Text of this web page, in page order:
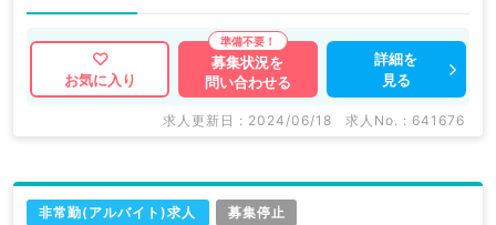
お気に入り
募集状況を
問い合わせる
詳細を
見る
求人更新日 : 2024/06/18 求人No. : 641676
非常勤(アルバイト)求人 募集停止